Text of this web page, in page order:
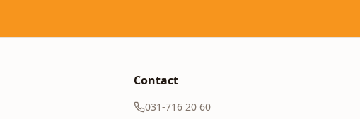
Contact
031-716 20 60